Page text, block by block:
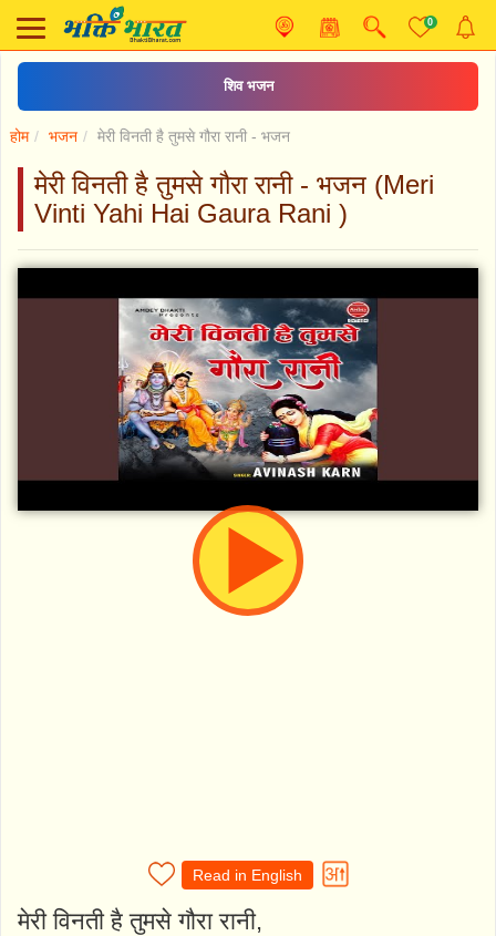
0
शिव भजन
होम भजन मेरी विनती है तुमसे गौरा रानी - भजन
मेरी विनती है तुमसे गौरा रानी - भजन (Meri
Vinti Yahi Hai Gaura Rani )
Read in English
मेरी विनती है तुमसे गौरा रानी,